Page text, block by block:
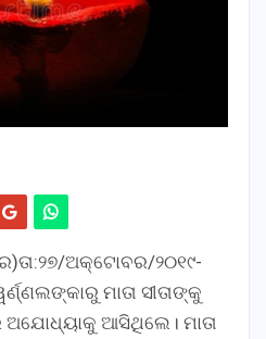
ଅକ୍ଟୋବର/୨୦୧୯-
ମାତା ସୀତାଙ୍କୁ
ଆସିଥିଲେ। ମାତା